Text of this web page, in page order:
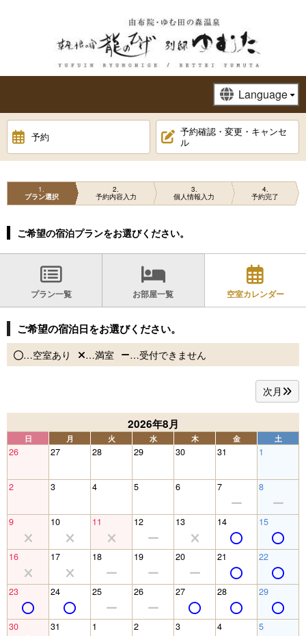
予約
予約確認・変更・キャンセ
ル
1
プラン選択
2
予約内容入力
3
個人情報入力
4
予約完了
ご希望の宿泊プランをお選びください。
プラン一覧 お部屋一覧 空室カレンダー
ご希望の宿泊日をお選びください。
…空室あり …満室 …受付できません
次月
2026年8月
日 月 火 水 木 金 土
26 27 28 29 30 31 1
2 3 4 5 6 7 8
9 10 11 12 13 14 15
16 17 18 19 20 21 22
23 24 25 26 27 28 29
30 31 1 2 3 4 5